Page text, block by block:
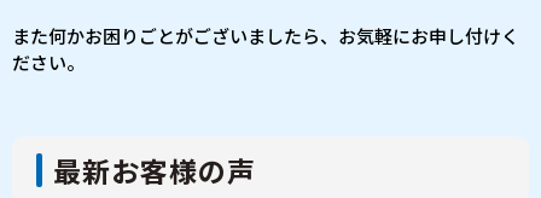
また何かお困りごとがございましたら、お気軽にお申し付けく
ださい。
最新お客様の声